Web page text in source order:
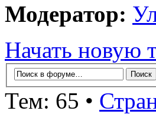
Модератор:
Начать новую
Тем: 65 •